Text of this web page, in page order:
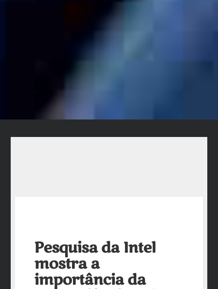
Pesquisa da Intel
mostra a
importância da